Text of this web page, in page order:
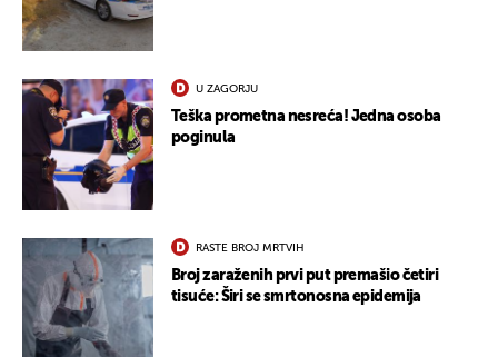
U ZAGORJU
Teška prometna nesreća! Jedna osoba
poginula
RASTE BROJ MRTVIH
Broj zaraženih prvi put premašio četiri
tisuće: Širi se smrtonosna epidemija
UKLJUČITE NOTIFIKACIJE